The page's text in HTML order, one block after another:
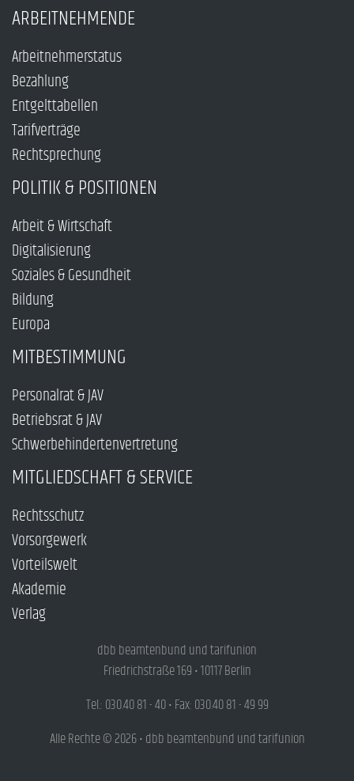
ARBEITNEHMENDE
Arbeitnehmerstatus
Bezahlung
Entgelttabellen
Tarifverträge
Rechtsprechung
POLITIK & POSITIONEN
Arbeit & Wirtschaft
Digitalisierung
Soziales & Gesundheit
Bildung
Europa
MITBESTIMMUNG
Personalrat & JAV
Betriebsrat & JAV
Schwerbehindertenvertretung
MITGLIEDSCHAFT & SERVICE
Rechtsschutz
Vorsorgewerk
Vorteilswelt
Akademie
Verlag
dbb beamtenbund und tarifunion
Friedrichstraße 169 • 10117 Berlin
Tel.: 030.40 81 - 40 • Fax: 030.40 81 - 49 99
Alle Rechte © 2026 • dbb beamtenbund und tarifunion